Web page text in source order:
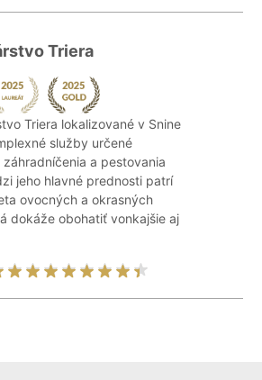
Triera
Triera lokalizované v Snine
služby určené
záhradníčenia a pestovania
jeho hlavné prednosti patrí
ovocných a okrasných
dokáže obohatiť vonkajšie aj